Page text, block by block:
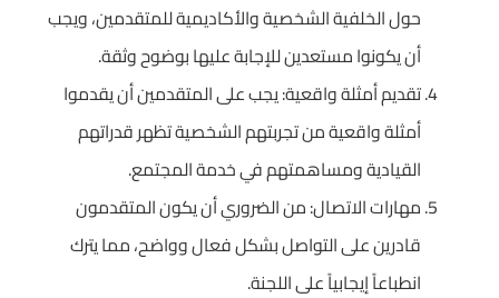
حول الخلفية الشخصية والأكاديمية للمتقدمين، ويجب
أن يكونوا مستعدين للإجابة عليها بوضوح وثقة.
تقديم أمثلة واقعية: يجب على المتقدمين أن يقدموا
أمثلة واقعية من تجربتهم الشخصية تظهر قدراتهم
القيادية ومساهمتهم في خدمة المجتمع.
مهارات الاتصال: من الضروري أن يكون المتقدمون
قادرين على التواصل بشكل فعال وواضح، مما يترك
انطباعاً إيجابياً على اللجنة.